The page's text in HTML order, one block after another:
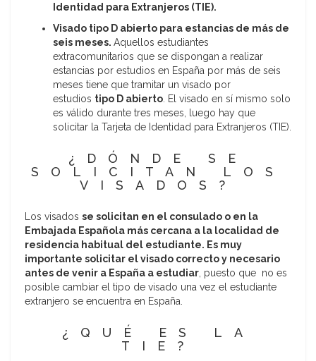
Identidad para Extranjeros (TIE).
Visado tipo D abierto para estancias de más de
seis meses. Aquellos estudiantes
extracomunitarios que se dispongan a realizar
estancias por estudios en España por más de seis
meses tiene que tramitar un visado por
estudios tipo D abierto. El visado en sí mismo solo
es válido durante tres meses, luego hay que
solicitar la Tarjeta de Identidad para Extranjeros (TIE).
¿DÓNDE SE
SOLICITAN LOS
VISADOS?
Los visados se solicitan en el consulado o en la
Embajada Española más cercana a la localidad de
residencia habitual del estudiante. Es muy
importante solicitar el visado correcto y necesario
antes de venir a España a estudiar, puesto que no es
posible cambiar el tipo de visado una vez el estudiante
extranjero se encuentra en España.
¿QUÉ ES LA
TIE?